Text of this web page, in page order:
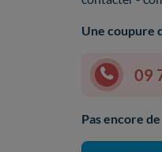
Une coupure
09
Pas encore